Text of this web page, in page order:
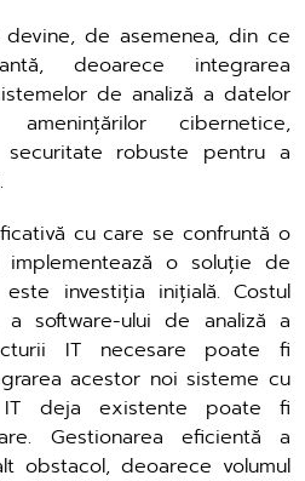
de asemenea, din ce
deoarece integrarea
de analiză a datelor
cibernetice,
robuste pentru a
cu care se confruntă o
o soluție de
investiția inițială. Costul
a software-ului de analiză a
IT necesare poate fi
acestor noi sisteme cu
IT deja existente poate fi
Gestionarea eficientă a
obstacol, deoarece volumul